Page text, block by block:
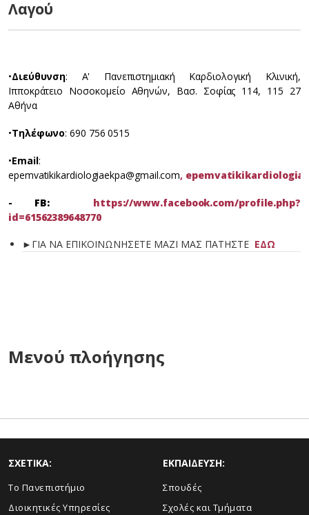
Λαγού
•Διεύθυνση: Α' Πανεπιστημιακή Καρδιολογική Κλινική,
Ιπποκράτειο Νοσοκομείο Αθηνών, Βασ. Σοφίας 114, 115 27
Αθήνα
•Τηλέφωνο: 690 756 0515
•Email:
epemvatikikardiologiaekpa@gmail.com,
- FB:
https://www.facebook.com/profile.php?
id=61562389648770
►ΓΙΑ ΝΑ ΕΠΙΚΟΙΝΩΝΗΣΕΤΕ ΜΑΖΙ ΜΑΣ ΠΑΤΗΣΤΕ ΕΔΩ
Μενού πλοήγησης
ΣΧΕΤΙΚΑ:
Το Πανεπιστήμιο
Διοικητικές Υπηρεσίες
ΕΚΠΑΙΔΕΥΣΗ:
Σπουδές
Σχολές και Τμήματα